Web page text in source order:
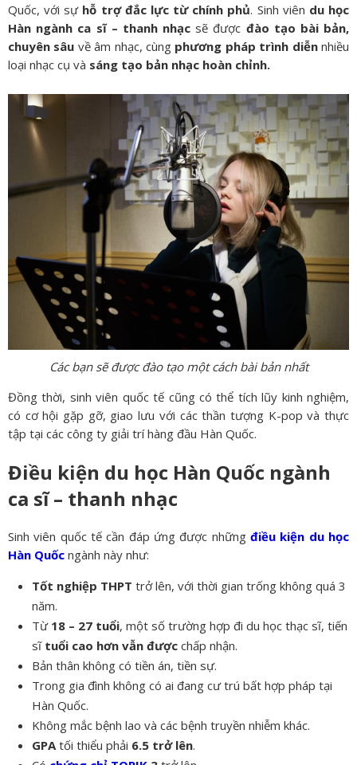
Quốc, với sự hỗ trợ đắc lực từ chính phủ. Sinh viên du học
Hàn ngành ca sĩ – thanh nhạc sẽ được đào tạo bài bản,
chuyên sâu về âm nhạc, cùng phương pháp trình diễnnhiều
loại nhạc cụ và sáng tạo bản nhạc hoàn chỉnh.
Các bạn sẽ được đào tạo một cách bài bản nhất
Đồng thời, sinh viên quốc tế cũng có thể tích lũy kinh nghiệm,
có cơ hội gặp gỡ, giao lưu với các thần tượng K-pop và thực
tập tại các công ty giải trí hàng đầu Hàn Quốc.
Điều kiện du học Hàn Quốc ngành
ca sĩ – thanh nhạc
Sinh viên quốc tế cần đáp ứng được những điều kiện du học
Hàn Quốc ngành này như:
Tốt nghiệp THPT trở lên, với thời gian trống không quá 3
năm.
Từ 18 – 27 tuổi, một số trường hợp đi du học thạc sĩ, tiến
sĩ tuổi cao hơn vẫn được chấp nhận.
Bản thân không có tiền án, tiền sự.
Trong gia đình không có ai đang cư trú bất hợp pháp tại
Hàn Quốc.
Không mắc bệnh lao và các bệnh truyền nhiễm khác.
GPA tối thiểu phải 6.5 trở lên.